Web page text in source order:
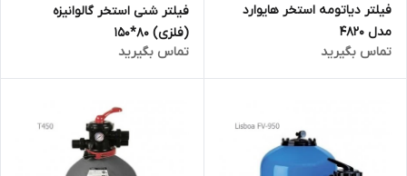
فیلتر دیاتومه استخر هایوارد
مدل 4820
تماس بگیرید
فیلتر شنی استخر گالوانیزه
(فلزی) 80*150
تماس بگیرید